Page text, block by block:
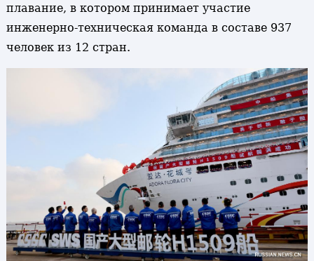
плавание, в котором принимает участие
инженерно-техническая команда в составе 937
человек из 12 стран.